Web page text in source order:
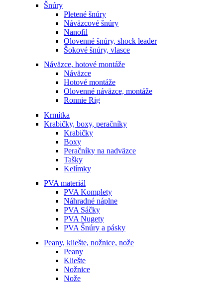
Šnúry
Pletené šnúry
Náväzcové šnúry
Nanofil
Olovenné šnúry, shock leader
Šokové šnúry, vlasce
Náväzce, hotové montáže
Náväzce
Hotové montáže
Olovenné náväzce, montáže
Ronnie Rig
Krmítka
Krabičky, boxy, peračníky
Krabičky
Boxy
Peračníky na nadväzce
Tašky
Kelímky
PVA materiál
PVA Komplety
Náhradné náplne
PVA Sáčky
PVA Nugety
PVA Šnúry a pásky
Peany, kliešte, nožnice, nože
Peany
Kliešte
Nožnice
Nože